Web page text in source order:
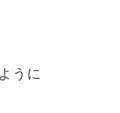
うに